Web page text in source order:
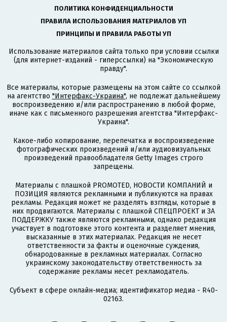
ПОЛИТИКА КОНФИДЕНЦИАЛЬНОСТИ
ПРАВИЛА ИСПОЛЬЗОВАНИЯ МАТЕРИАЛОВ УП
ПРИНЦИПЫ И ПРАВИЛА РАБОТЫ УП
Использование материалов сайта только при условии ссылки
(для интернет-изданий - гиперссылки) на "Экономическую
правду".
Все материалы, которые размещены на этом сайте со ссылкой
на агентство "Интерфакс-Украина", не подлежат дальнейшему
воспроизведению и/или распространению в любой форме,
иначе как с письменного разрешения агентства "Интерфакс-
Украина".
Какое-либо копирование, перепечатка и воспроизведение
фотографических произведений и/или аудиовизуальных
произведений правообладателя Getty Images строго
запрещены.
Материалы с плашкой PROMOTED, НОВОСТИ КОМПАНИЙ и
ПОЗИЦИЯ являются рекламными и публикуются на правах
рекламы. Редакция может не разделять взгляды, которые в
них продвигаются. Материалы с плашкой СПЕЦПРОЕКТ и ЗА
ПОДДЕРЖКУ также являются рекламными, однако редакция
участвует в подготовке этого контента и разделяет мнения,
высказанные в этих материалах. Редакция не несет
ответственности за факты и оценочные суждения,
обнародованные в рекламных материалах. Согласно
украинскому законодательству ответственность за
содержание рекламы несет рекламодатель.
Субъект в сфере онлайн-медиа; идентификатор медиа - R40-
02163.